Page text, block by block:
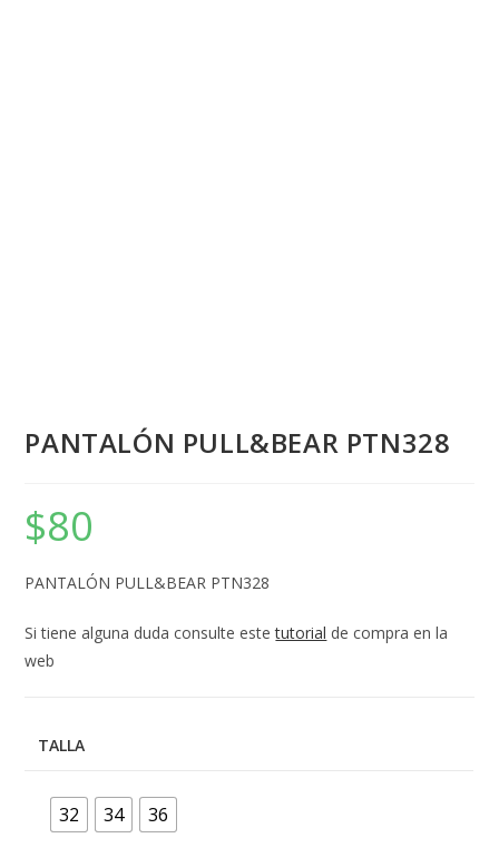
PANTALÓN PULL&BEAR PTN328
$80
PANTALÓN PULL&BEAR PTN328
Si tiene alguna duda consulte estetutorial de compra en la
web
TALLA
32 34 36